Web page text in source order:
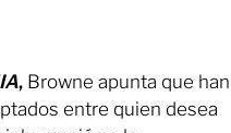
, Browne apunta que han
entre quien desea